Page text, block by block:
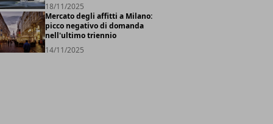
18/11/2025
Mercato degli affitti a Milano:
picco negativo di domanda
nell'ultimo triennio
14/11/2025